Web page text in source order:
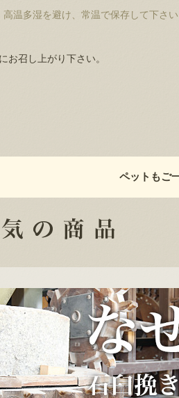
高温多湿を避け、常温で保存して下さ
お召し上がり下さい。
ペットもご